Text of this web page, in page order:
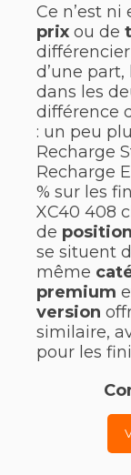
Ce n’est
prix ou de
d’une
dans les
différence
: un peu
Recharge
Recharge
% sur les
XC40 408
de
se situent
même
premium
version
similaire,
pour les